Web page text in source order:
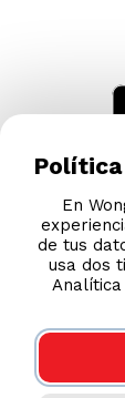
En
de tus
usa dos